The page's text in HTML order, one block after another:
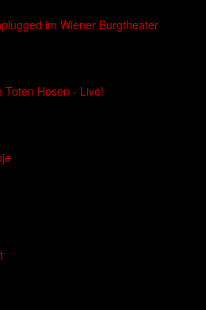
im Wiener Burgtheater
Toten Hosen - Live!